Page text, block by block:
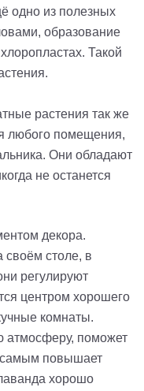
одно из полезных
образование
Такой
растения так же
любого помещения,
Они обладают
не останется
декора.
своём столе, в
регулируют
центром хорошего
комнаты.
атмосферу, поможет
самым повышает
хорошо